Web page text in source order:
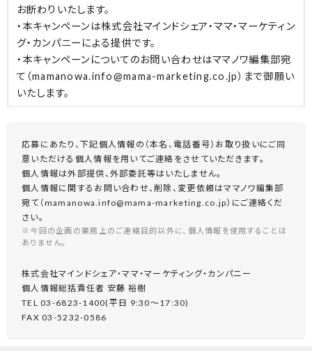
お断わりいたします。
・本キャンペーンは株式会社マインドシェア・ママ・マーケティン
グ・カンパニーによる提供です。
・本キャンペーンについてのお問い合わせはママノワ編集部宛
て（mamanowa.info@mama-marketing.co.jp）まで御願い
いたします。
応募にあたり、下記個人情報の（本名、電話番号）お取り扱いにご同
意いただける個人情報を用いてご連絡をさせていただきます。
個人情報は外部提供、外部委託等はいたしません。
個人情報に関するお問い合わせ、削除、変更依頼はママノワ編集部
宛て（mamanowa.info@mama-marketing.co.jp）にご連絡くだ
さい。
※今回の企画の業務上のご連絡目的以外に、個人情報を使用することは
ありません。
株式会社マインドシェア・ママ・マーケティング・カンパニー
個⼈情報総括責任者 安藤 裕樹
TEL 03-6823-1400(平⽇ 9:30〜17:30)
FAX 03-5232-0586